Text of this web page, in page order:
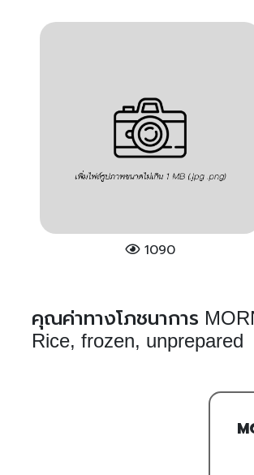
1090
คุณค่าทางโภชนาการ
Rice, frozen, unprepared